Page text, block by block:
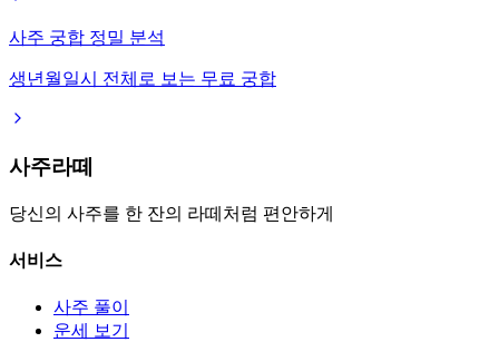
사주 궁합 정밀 분석
생년월일시 전체로 보는 무료 궁합
사주라떼
당신의 사주를 한 잔의 라떼처럼 편안하게
서비스
사주 풀이
운세 보기